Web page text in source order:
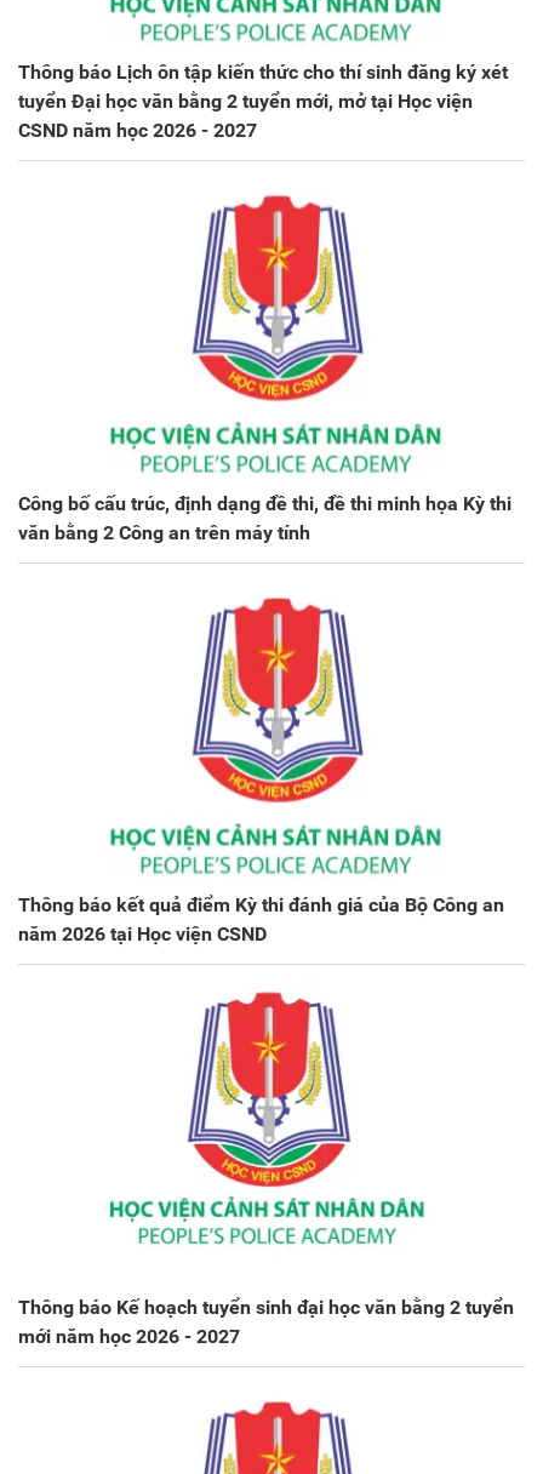
Thông báo Lịch ôn tập kiến thức cho thí sinh đăng ký xét
tuyển Đại học văn bằng 2 tuyển mới, mở tại Học viện
CSND năm học 2026 - 2027
Công bố cấu trúc, định dạng đề thi, đề thi minh họa Kỳ thi
văn bằng 2 Công an trên máy tính
Thông báo kết quả điểm Kỳ thi đánh giá của Bộ Công an
năm 2026 tại Học viện CSND
Thông báo Kế hoạch tuyển sinh đại học văn bằng 2 tuyển
mới năm học 2026 - 2027